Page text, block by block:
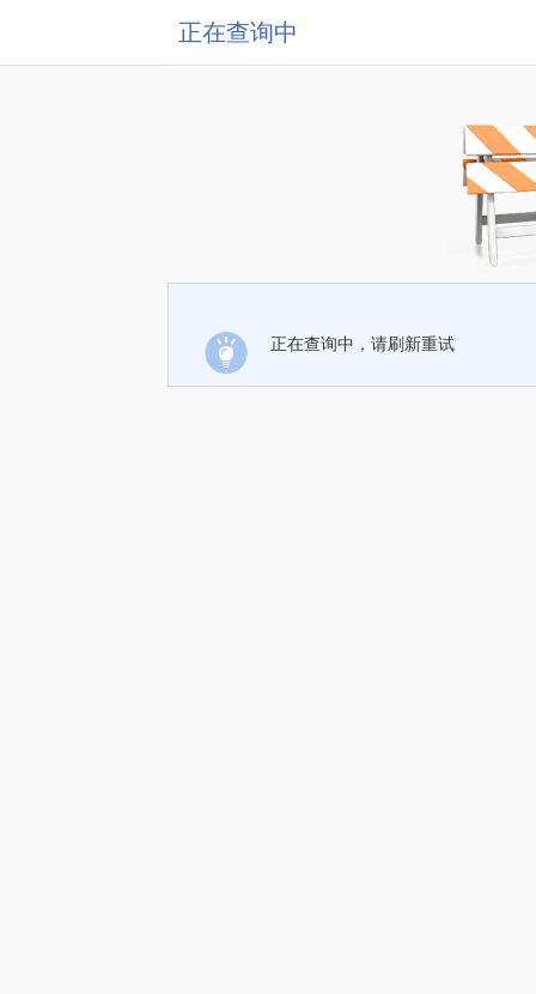
正在查询中
正在查询中，请刷新重试